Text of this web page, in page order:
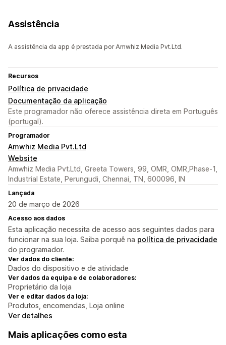
Assistência
A assistência da app é prestada por Amwhiz Media Pvt.Ltd.
Recursos
Política de privacidade
Documentação da aplicação
Este programador não oferece assistência direta em Português
(portugal).
Programador
Amwhiz Media Pvt.Ltd
Website
Amwhiz Media Pvt.Ltd, Greeta Towers, 99, OMR, OMR,Phase-1,
Industrial Estate, Perungudi, Chennai, TN, 600096, IN
Lançada
20 de março de 2026
Acesso aos dados
Esta aplicação necessita de acesso aos seguintes dados para
funcionar na sua loja. Saiba porquê na política de privacidade
do programador.
Ver dados do cliente:
Dados do dispositivo e de atividade
Ver dados da equipa e de colaboradores:
Proprietário da loja
Ver e editar dados da loja:
Produtos, encomendas, Loja online
Ver detalhes
Mais aplicações como esta